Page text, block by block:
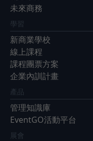
未來商務
學習
新商業學校
線上課程
課程團票方案
企業內訓計畫
產品
管理知識庫
EventGO活動平台
展會